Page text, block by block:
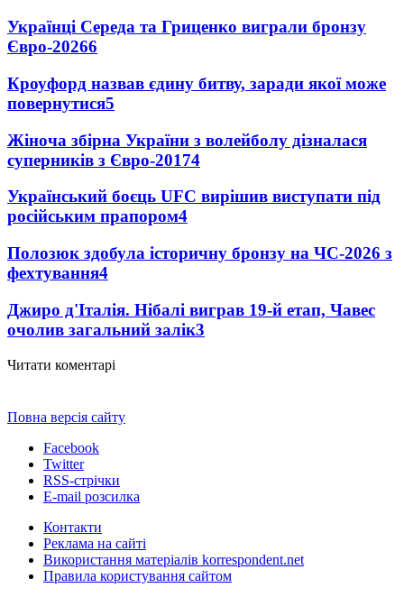
Українці Середа та Гриценко виграли бронзу
Євро-20266
Кроуфорд назвав єдину битву, заради якої може
повернутися5
Жіноча збірна України з волейболу дізналася
суперників з Євро-20174
Український боєць UFC вирішив виступати під
російським прапором4
Полозюк здобула історичну бронзу на ЧС-2026 з
фехтування4
Джиро д'Італія. Нібалі виграв 19-й етап, Чавес
очолив загальний залік3
Читати коментарі
Повна версія сайту
Facebook
Twitter
RSS-стрічки
E-mail розсилка
Контакти
Реклама на сайті
Використання матеріалів korrespondent.net
Правила користування сайтом